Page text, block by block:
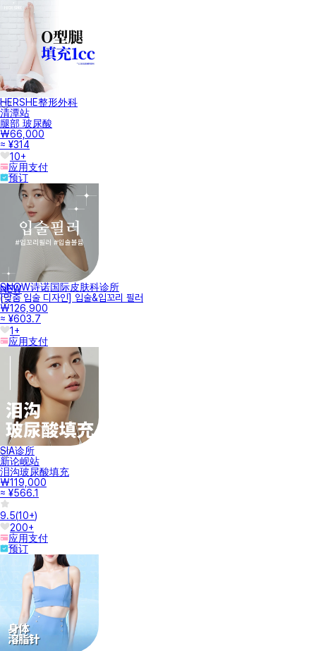
HERSHE整形外科
清潭站
腿部 玻尿酸
₩66,000
≈ ¥314
10+
应用支付
预订
NEW
SNOW诗诺国际皮肤科诊所
[맞춤 입술 디자인] 입술&입꼬리 필러
₩126,900
≈ ¥603.7
1+
应用支付
SIA诊所
新论岘站
泪沟玻尿酸填充
₩119,000
≈ ¥566.1
9.5(10+)
200+
应用支付
预订